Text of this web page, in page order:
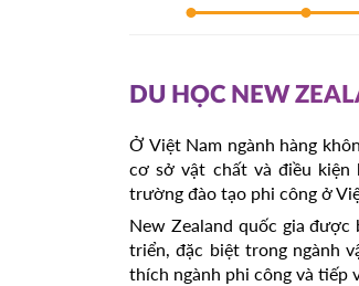
DU HỌC NEW
Ở Việt Nam ngành hàng
cơ sở vật chất và điều
trường đào tạo phi công ở
New Zealand quốc gia
triển, đặc biệt trong ngành
thích ngành phi công và tiếp